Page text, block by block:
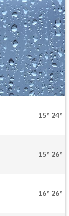
15° 24°
15° 26°
16° 26°